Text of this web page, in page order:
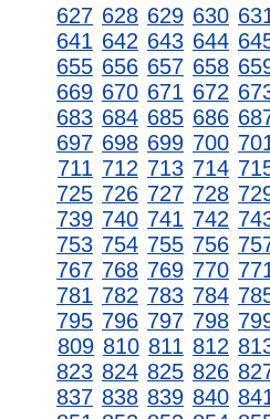
627 628 629 630
641 642 643 644
655 656 657 658
669 670 671 672
683 684 685 686
697 698 699 700
711 712 713 714
725 726 727 728
739 740 741 742
753 754 755 756
767 768 769 770
781 782 783 784
795 796 797 798
809 810 811 812
823 824 825 826
837 838 839 840